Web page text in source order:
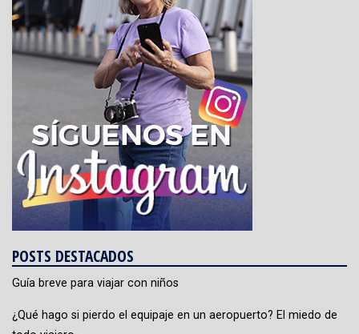
POSTS DESTACADOS
Guía breve para viajar con niños
¿Qué hago si pierdo el equipaje en un aeropuerto? El miedo de